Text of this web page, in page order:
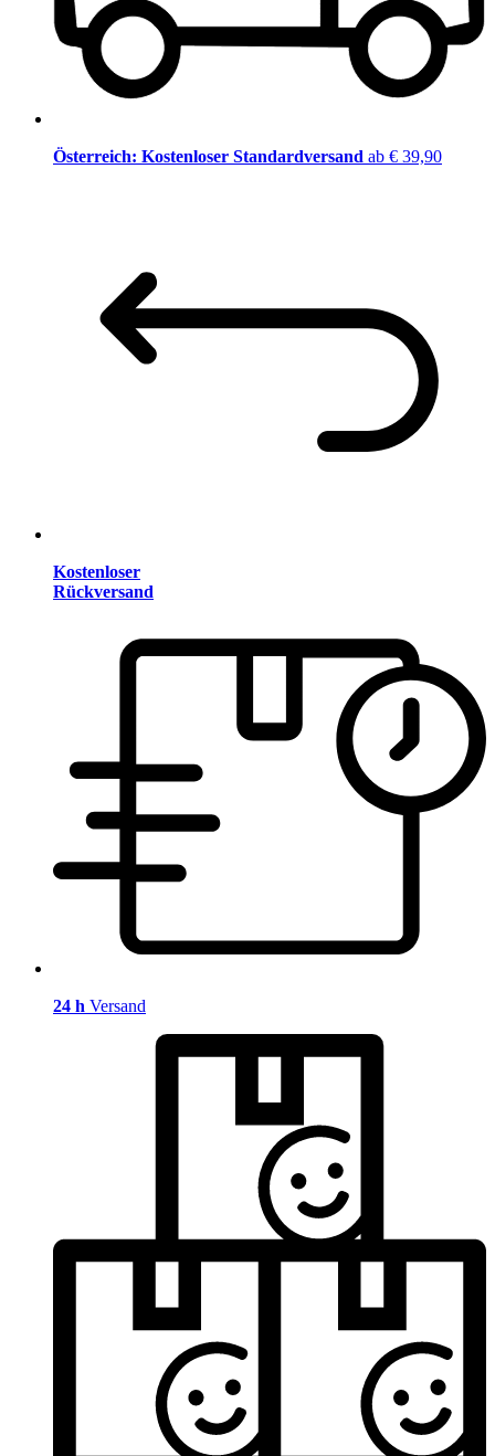
Österreich: Kostenloser Standardversand ab € 39,90
Kostenloser
Rückversand
24 h Versand